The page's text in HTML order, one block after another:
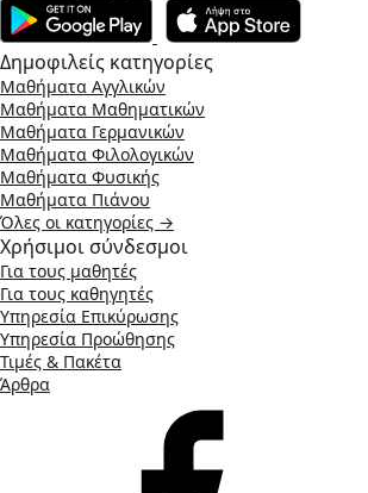
Δημοφιλείς κατηγορίες
Μαθήματα Αγγλικών
Μαθήματα Μαθηματικών
Μαθήματα Γερμανικών
Μαθήματα Φιλολογικών
Μαθήματα Φυσικής
Μαθήματα Πιάνου
Όλες οι κατηγορίες →
Χρήσιμοι σύνδεσμοι
Για τους μαθητές
Για τους καθηγητές
Υπηρεσία Επικύρωσης
Υπηρεσία Προώθησης
Τιμές & Πακέτα
Άρθρα